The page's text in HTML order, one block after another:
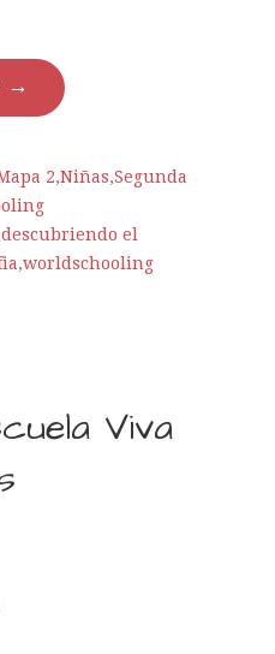
→
2,Niñas,Segunda
descubriendo el
,worldschooling
Viva